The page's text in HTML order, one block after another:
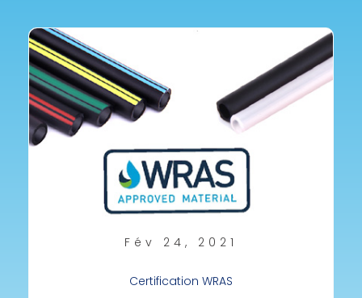
Fév 24, 2021
Certification WRAS